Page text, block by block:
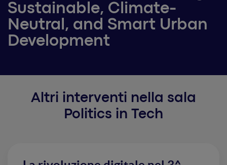
Sustainable, Climate-
Neutral, and Smart Urban
Development
Altri interventi nella sala
Politics in Tech